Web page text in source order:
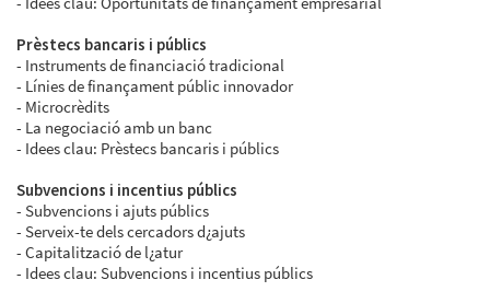
Prèstecs bancaris i públics
- Instruments de financiació tradicional
- Línies de finançament públic innovador
- Microcrèdits
- La negociació amb un banc
- Idees clau: Prèstecs bancaris i públics
Subvencions i incentius públics
- Subvencions i ajuts públics
- Serveix-te dels cercadors d¿ajuts
- Capitalització de l¿atur
- Idees clau: Subvencions i incentius públics